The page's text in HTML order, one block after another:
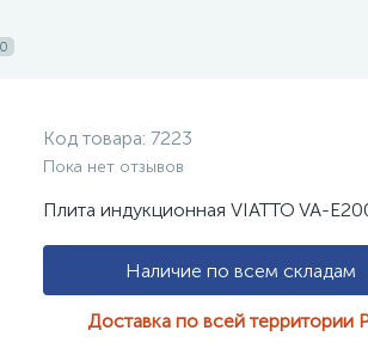
0
Код товара: 7223
Пока нет отзывов
Плита индукционная VIATTO VA-
Наличие по всем складам
Доставка по всей территории